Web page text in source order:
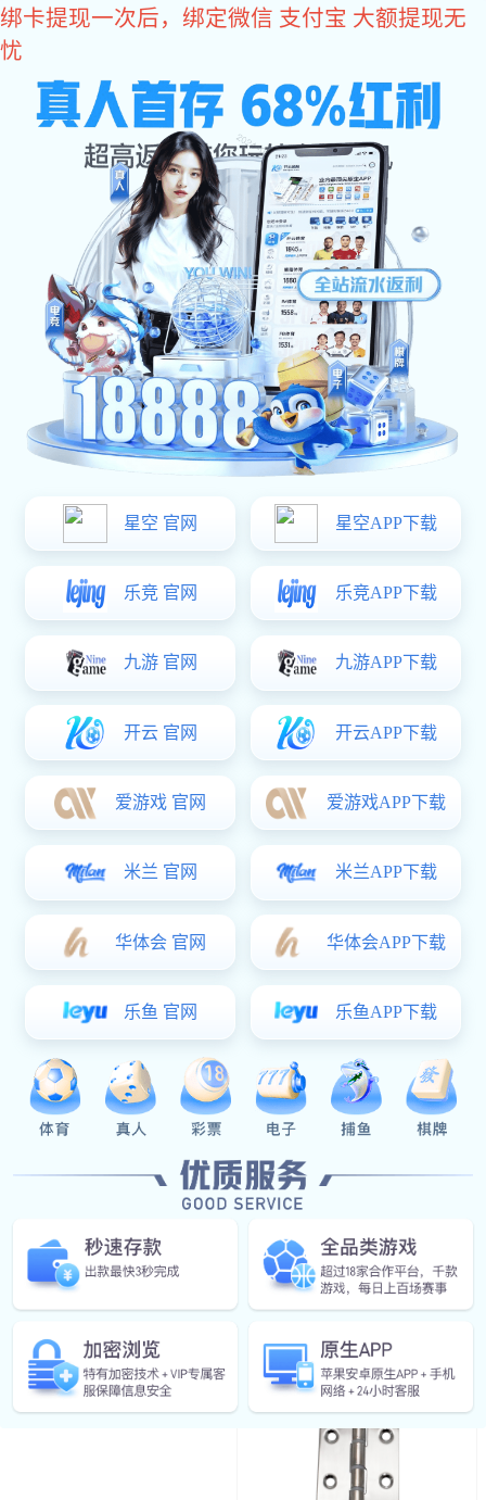
星空真人
您好，欢迎您光临星空真人商城！
星空真人
come2time.com
网站星空真人 关于星空真人
星空真人>产品中心>铰链合页系列>不锈钢扇形铰
铰链合页系列
不锈钢脱卸铰
不锈钢折弯铰
铁质扇形铰
铁质脱卸铰
不锈钢扇形铰
弹簧铰链
拉手系列
塑料拉手
精密铸造拉手
铁质拉手
锌合金拉手
搭扣系列
塑料搭扣
不锈钢搭扣
铁质搭扣
导向件
防水盖
限位装置
门锁系列
不锈钢脱卸铰 不锈钢折弯铰
HT3171阻尼限位铰链
￥5.00
ZL107-1A不锈钢静音铰链
￥11.00
星空真人:CL116系列不锈钢合页铰链